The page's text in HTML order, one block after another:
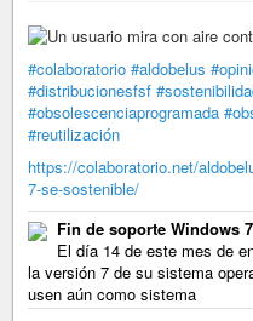
#colaboratorio #aldobelus
#distribucionesfsf
#obsolescenciaprogramada
#reutilización
https://colaboratorio.net/
7-se-sostenible/
Fin de soporte Windows
El día 14 de este mes de
la versión 7 de su sistema
usen aún como sistema